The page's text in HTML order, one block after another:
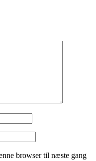
browser til næste gang